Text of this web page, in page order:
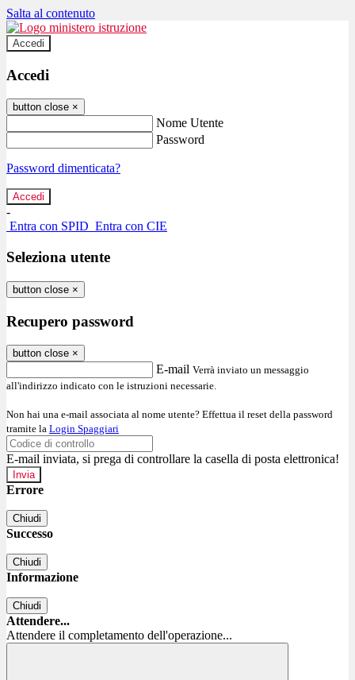
Salta al contenuto
Accedi
Accedi
button close ×
Nome Utente
Password
Password dimenticata?
-
Entra con SPID Entra con CIE
Seleziona utente
button close ×
Recupero password
button close ×
E-mail Verrà inviato un messaggio
all'indirizzo indicato con le istruzioni necessarie.
Non hai una e-mail associata al nome utente? Effettua il reset della password
tramite la Login Spaggiari
E-mail inviata, si prega di controllare la casella di posta elettronica!
Errore
Chiudi
Successo
Chiudi
Informazione
Chiudi
Attendere...
Attendere il completamento dell'operazione...